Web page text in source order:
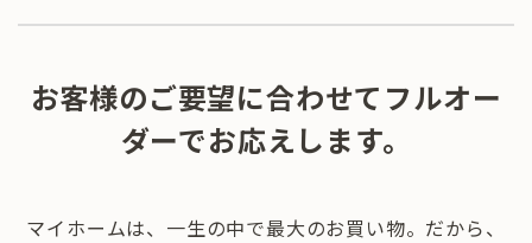
お客様のご要望に合わせてフルオー
ダーでお応えします。
マイホームは、一生の中で最大のお買い物。だから、